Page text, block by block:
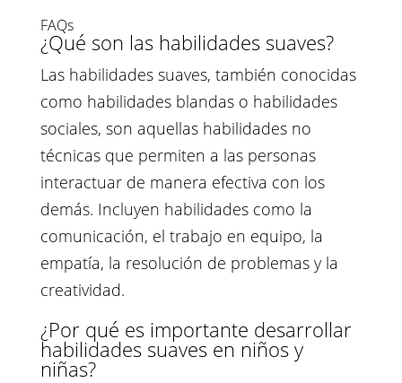
FAQs
¿Qué son las habilidades suaves?
Las habilidades suaves, también conocidas
como habilidades blandas o habilidades
sociales, son aquellas habilidades no
técnicas que permiten a las personas
interactuar de manera efectiva con los
demás. Incluyen habilidades como la
comunicación, el trabajo en equipo, la
empatía, la resolución de problemas y la
creatividad.
¿Por qué es importante desarrollar
habilidades suaves en niños y
niñas?